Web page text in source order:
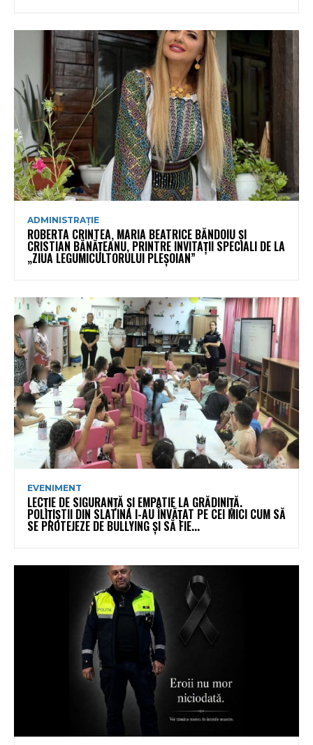
ADMINISTRAȚIE
ROBERTA CRINTEA, MARIA BEATRICE BĂNDOIU ȘI
CRISTIAN BĂNĂȚEANU, PRINTRE INVITAȚII SPECIALI DE LA
„ZIUA LEGUMICULTORULUI PLEȘOIAN”
EVENIMENT
LECȚIE DE SIGURANȚĂ ȘI EMPATIE LA GRĂDINIȚĂ.
POLIȚIȘTII DIN SLATINA I-AU ÎNVĂȚAT PE CEI MICI CUM SĂ
SE PROTEJEZE DE BULLYING ȘI SĂ FIE...